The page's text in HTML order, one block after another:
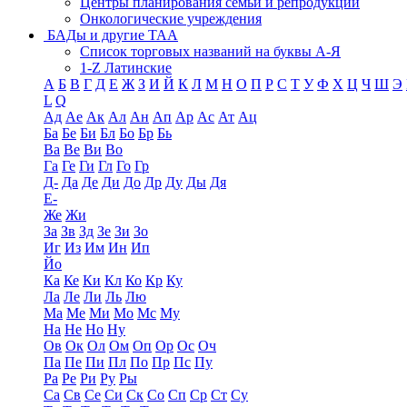
Онкологические учреждения
БАДы и другие ТАА
Список торговых названий на буквы А-Я
1-Z Латинские
А Б В Г Д Е Ж З И Й К Л М Н О П Р С Т У Ф Х Ц Ч Ш Э
L Q
Ад Ае Ак Ал Ан Ап Ар Ас Ат Ац
Ба Бе Би Бл Бо Бр Бь
Ва Ве Ви Во
Га Ге Ги Гл Го Гр
Д- Да Де Ди До Др Ду Ды Дя
Е-
Же Жи
За Зв Зд Зе Зи Зо
Иг Из Им Ин Ип
Йо
Ка Ке Ки Кл Ко Кр Ку
Ла Ле Ли Ль Лю
Ма Ме Ми Мо Мс Му
На Не Но Ну
Ов Ок Ол Ом Оп Ор Ос Оч
Па Пе Пи Пл По Пр Пс Пу
Ра Ре Ри Ру Ры
Са Св Се Си Ск Со Сп Ср Ст Су